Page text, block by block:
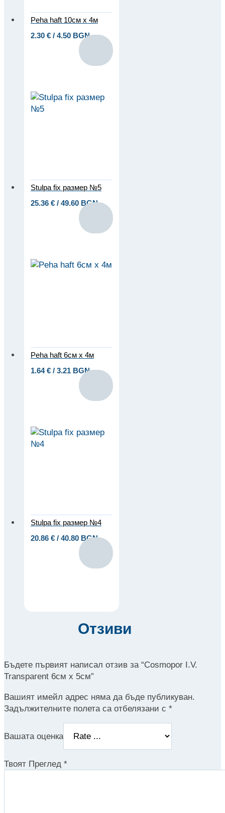
Peha haft 10см x 4м
2.30 € / 4.50 BGN
Stulpa fix размер №5
25.36 € / 49.60 BGN
Peha haft 6см x 4м
1.64€ / 3.21 BGN
Stulpa fix размер №4
20.86 € / 40.80 BGN
Отзиви
Бъдете първият написал отзив за “Cosmopor I.V.
Transparent 6см х 5см”
Вашият имейл адрес няма да бъде публикуван.
Задължителните полета са отбелязани с *
Вашата оценка
Твоят Преглед *